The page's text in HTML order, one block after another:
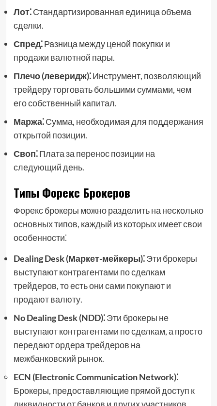
Лот⁚Стандартизированная единица объема
сделки.
Спред⁚Разница между ценой покупки и
продажи валютной пары.
Плечо (леверидж)⁚Инструмент, позволяющий
трейдеру торговать большими суммами, чем
его собственный капитал.
Маржа⁚Сумма, необходимая для поддержания
открытой позиции.
Своп⁚Плата за перенос позиции на
следующий день.
Типы Форекс Брокеров
Форекс брокеры можно разделить на несколько
основных типов, каждый из которых имеет свои
особенности⁚
Dealing Desk (Маркет-мейкеры)⁚Эти брокеры
выступают контрагентами по сделкам
трейдеров, то есть они сами покупают и
продают валюту.
No Dealing Desk (NDD)⁚Эти брокеры не
выступают контрагентами по сделкам, а просто
передают ордера трейдеров на
межбанковский рынок.
ECN (Electronic Communication Network)⁚
Брокеры, предоставляющие прямой доступ к